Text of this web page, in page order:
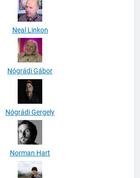
Neal Linkon
Nógrádi Gábor
Nógrádi Gergely
Norman Hart